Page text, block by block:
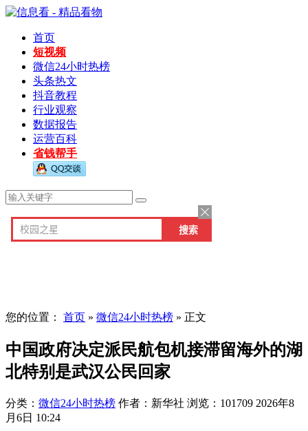
首页
短视频
微信24小时热榜
头条热文
抖音教程
行业观察
数据报告
运营百科
省钱帮手
您的位置： 首页 » 微信24小时热榜 » 正文
中国政府决定派民航包机接滞留海外的湖
北特别是武汉公民回家
分类： 微信24小时热榜 作者：新华社 浏览：101709 2026年8
月6日 10:24